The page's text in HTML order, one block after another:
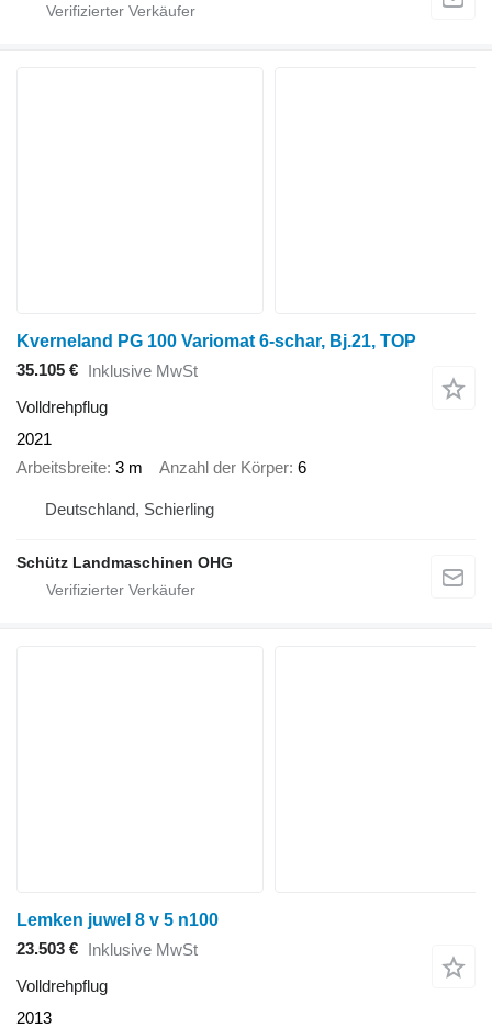
Kverneland PG 100 Variomat 6-schar, Bj.21, TOP
35.105 € Inklusive MwSt
Volldrehpflug
2021
Arbeitsbreite 3 m Anzahl der Körper 6
Deutschland, Schierling
Schütz Landmaschinen OHG
Lemken juwel 8 v 5 n100
23.503 € Inklusive MwSt
Volldrehpflug
2013